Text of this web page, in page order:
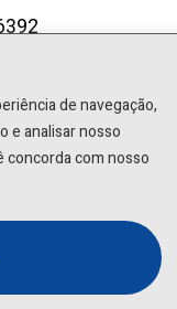
de navegação,
e analisar nosso
concorda com nosso